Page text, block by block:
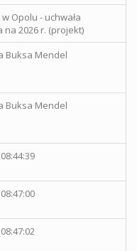
Opolu - uchwała
na 2026 r. (projekt)
Buksa Mendel
Buksa Mendel